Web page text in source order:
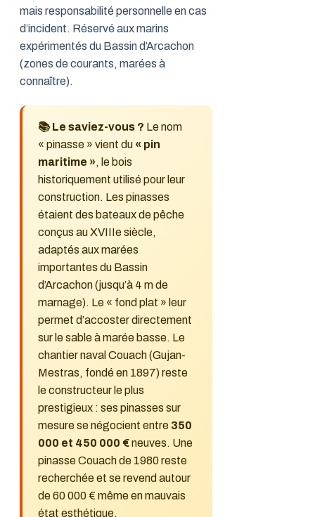
mais responsabilité personnelle en cas
d’incident. Réservé aux marins
expérimentés du Bassin d’Arcachon
(zones de courants, marées à
connaître).
📚 Le saviez-vous ? Le nom
« pinasse » vient du « pin
maritime », le bois
historiquement utilisé pour leur
construction. Les pinasses
étaient des bateaux de pêche
conçus au XVIIIe siècle,
adaptés aux marées
importantes du Bassin
d’Arcachon (jusqu’à 4 m de
marnage). Le « fond plat » leur
permet d’accoster directement
sur le sable à marée basse. Le
chantier naval Couach (Gujan-
Mestras, fondé en 1897) reste
le constructeur le plus
prestigieux : ses pinasses sur
mesure se négocient entre 350
000 et 450 000 €neuves. Une
pinasse Couach de 1980 reste
recherchée et se revend autour
de 60 000 € même en mauvais
état esthétique.